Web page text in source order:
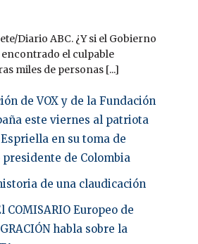
Diario ABC. ¿Y si el Gobierno
el culpable
miles de personas [...]
de VOX y de la Fundación
este viernes al patriota
en su toma de
presidente de Colombia
de una claudicación
COMISARIO Europeo de
habla sobre la